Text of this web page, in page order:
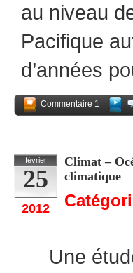
au niveau
Pacifique
d’années
Commentaire 1
février
25
2012
Climat –
climatique
Une